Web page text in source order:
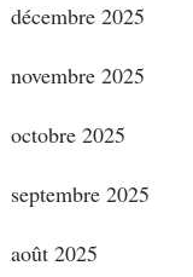
décembre 2025
novembre 2025
octobre 2025
septembre 2025
août 2025